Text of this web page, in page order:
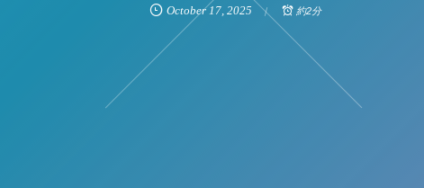
October 17, 2025 約2分